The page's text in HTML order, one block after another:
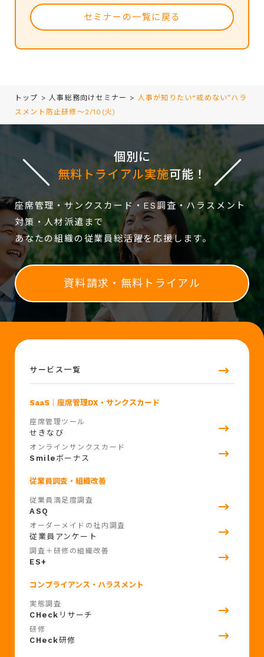
セミナーの一覧に戻る
トップ >人事総務向けセミナー > 人事が知りたい“戒めない”ハラ
スメント防止研修～2/10(火)
個別に
無料トライアル実施可能！
座席管理・サンクスカード・ES調査・ハラスメント
対策・人材派遣まで
あなたの組織の従業員総活躍を応援します。
資料請求・無料トライアル
サービス一覧
SaaS ｜座席管理DX・サンクスカード
座席管理ツール
せきなび
オンラインサンクスカード
Smile ボーナス
従業員調査・組織改善
従業員満足度調査
ASQ
オーダーメイドの社内調査
従業員アンケート
調査＋研修の組織改善
ES+
コンプライアンス・ハラスメント
実態調査
CHeck リサーチ
研修
CHeck研修